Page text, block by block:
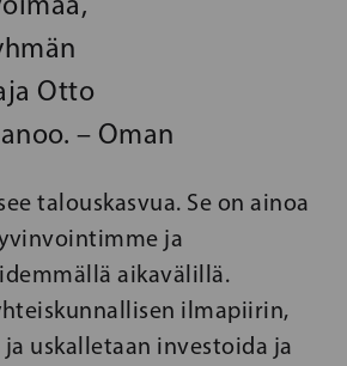
Otto
– Oman
talouskasvua. Se on ainoa
ja
aikavälillä.
ilmapiirin,
uskalletaan investoida ja